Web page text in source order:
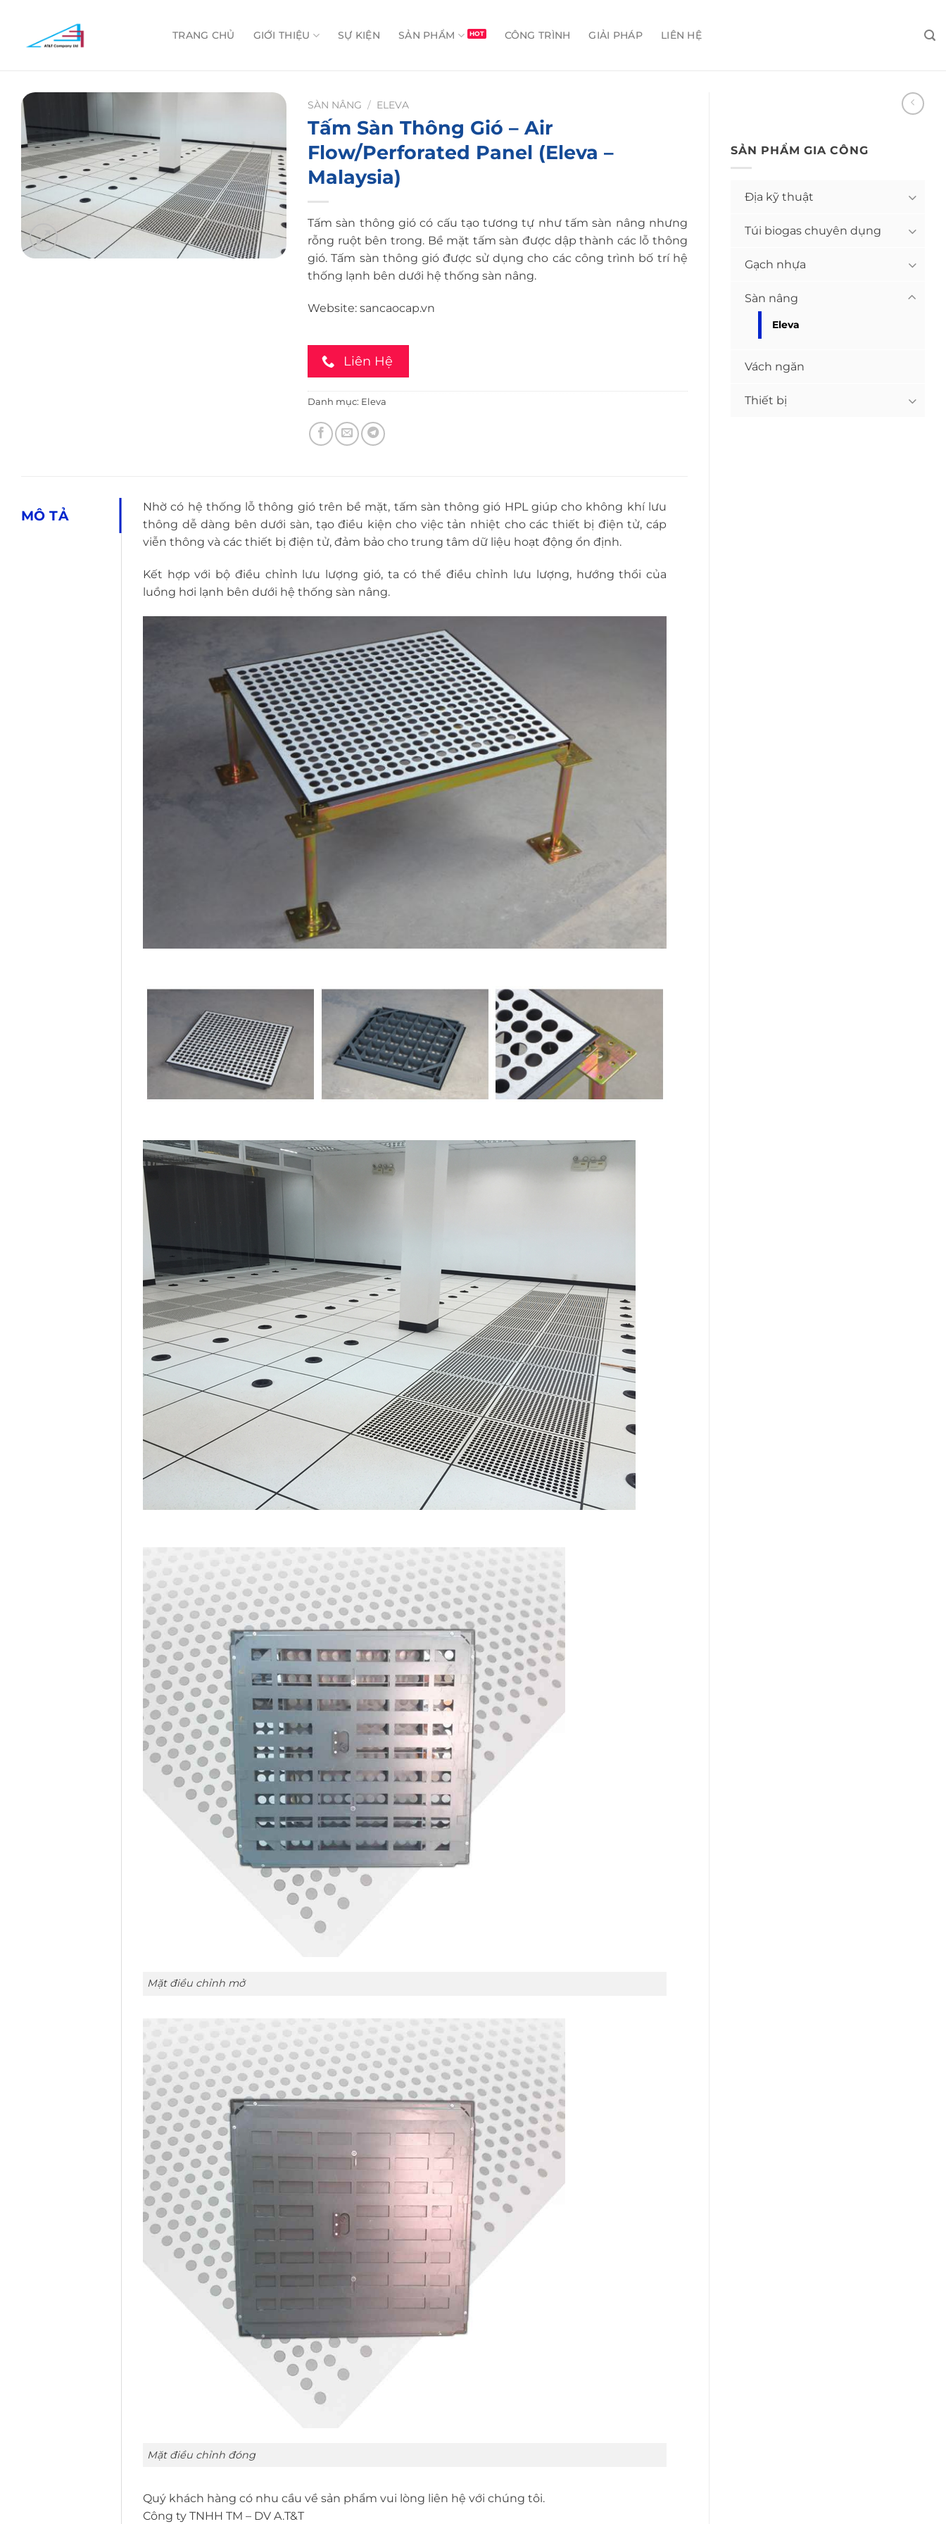
content
TRANG CHỦ GIỚI THIỆU SỰ KIỆN SẢN PHẨM CÔNG TRÌNH GIẢI PHÁP LIÊN HỆ
SẢN PHẨM GIA CÔNG
Địa kỹ thuật
Túi biogas chuyên dụng
Gạch nhựa
Sàn nâng
Eleva
Vách ngăn
Thiết bị
SÀN NÂNG / ELEVA
Tấm Sàn Thông Gió – Air
Flow/Perforated Panel (Eleva –
Malaysia)
Tấm sàn thông gió có cấu tạo tương tự như tấm sàn nâng nhưng
rỗng ruột bên trong. Bề mặt tấm sàn được dập thành các lỗ thông
gió. Tấm sàn thông gió được sử dụng cho các công trình bố trí hệ
thống lạnh bên dưới hệ thống sàn nâng.
Website:sancaocap.vn
Liên Hệ
Danh mục: Eleva
MÔ TẢ
Nhờ có hệ thống lỗ thông gió trên bề mặt, tấm sàn thông gió HPL giúp cho không khí lưu
thông dễ dàng bên dưới sàn, tạo điều kiện cho việc tản nhiệt cho các thiết bị điện tử, cáp
viễn thông và các thiết bị điện tử, đảm bảo cho trung tâm dữ liệu hoạt động ổn định.
Kết hợp với bộ điều chỉnh lưu lượng gió, ta có thể điều chỉnh lưu lượng, hướng thổi của
luồng hơi lạnh bên dưới hệ thống sàn nâng.
Mặt điều chỉnh mở
Mặt điều chỉnh đóng
Quý khách hàng có nhu cầu về sản phẩm vui lòng liên hệ với chúng tôi.
Công ty TNHH TM – DV A.T&T